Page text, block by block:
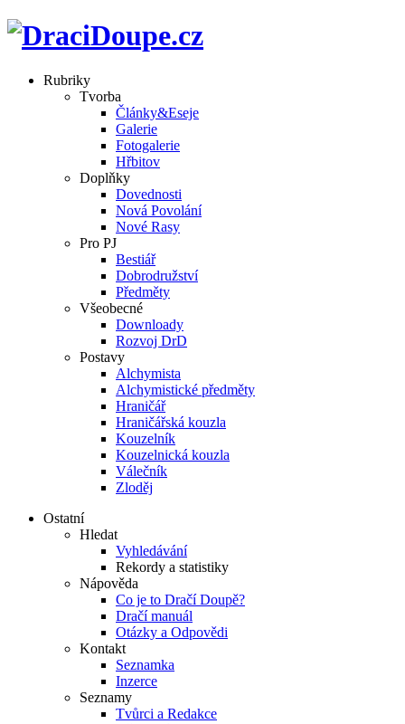
Rubriky
Tvorba
Články&Eseje
Galerie
Fotogalerie
Hřbitov
Doplňky
Dovednosti
Nová Povolání
Nové Rasy
Pro PJ
Bestiář
Dobrodružství
Předměty
Všeobecné
Downloady
Rozvoj DrD
Postavy
Alchymista
Alchymistické předměty
Hraničář
Hraničářská kouzla
Kouzelník
Kouzelnická kouzla
Válečník
Zloděj
Ostatní
Hledat
Vyhledávání
Rekordy a statistiky
Nápověda
Co je to Dračí Doupě?
Dračí manuál
Otázky a Odpovědi
Kontakt
Seznamka
Inzerce
Seznamy
Tvůrci a Redakce